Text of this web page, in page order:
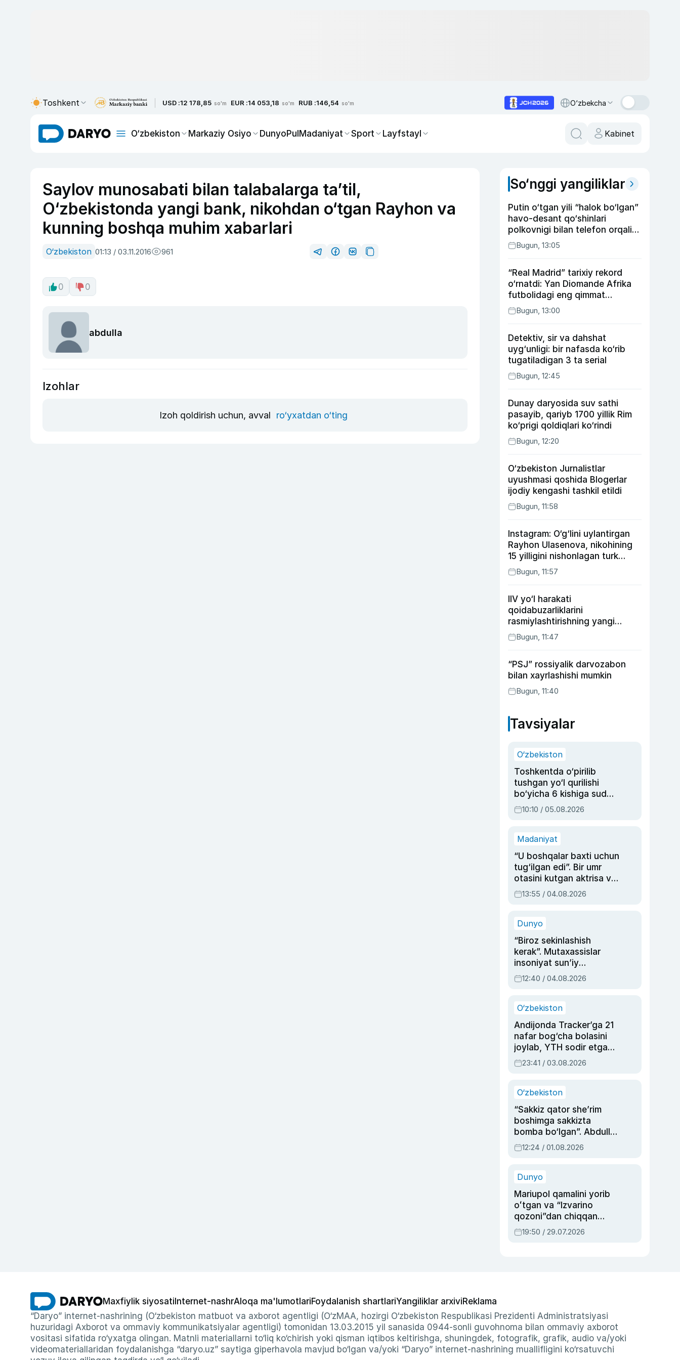
Toshkent USD :12 178,85 so'm EUR :14 053,18 so'm RUB :146,54 so'm O‘zbekcha
O‘zbekiston Markaziy Osiyo DunyoPulMadaniyat Sport Layfstayl Kabinet
Saylov munosabati bilan talabalarga ta’til,
O‘zbekistonda yangi bank, nikohdan o‘tgan Rayhon va
kunning boshqa muhim xabarlari
O‘zbekiston 01:13 / 03.11.2016 961
0 0
abdulla
Izohlar
Izoh qoldirish uchun, avval ro‘yxatdan o‘ting
So‘nggi yangiliklar
Putin o‘tgan yili “halok bo‘lgan”
havo-desant qo‘shinlari
polkovnigi bilan telefon orqali
suhbatlashdi
Bugun, 13:05
“Real Madrid” tarixiy rekord
o‘rnatdi: Yan Diomande Afrika
futbolidagi eng qimmat
transferga aylandi
Bugun, 13:00
Detektiv, sir va dahshat
uyg‘unligi: bir nafasda ko‘rib
tugatiladigan 3 ta serial
Bugun, 12:45
Dunay daryosida suv sathi
pasayib, qariyb 1700 yillik Rim
ko‘prigi qoldiqlari ko‘rindi
Bugun, 12:20
O‘zbekiston Jurnalistlar
uyushmasi qoshida Blogerlar
ijodiy kengashi tashkil etildi
Bugun, 11:58
Instagram: O‘g‘lini uylantirgan
Rayhon Ulasenova, nikohining
15 yilligini nishonlagan turk
aktyorlari va Kamelot qasriga
sayohat qilgan Zebo Rahimova
Bugun, 11:57
IIV yo‘l harakati
qoidabuzarliklarini
rasmiylashtirishning yangi
tartibini taklif qildi
Bugun, 11:47
“PSJ” rossiyalik darvozabon
bilan xayrlashishi mumkin
Bugun, 11:40
Tavsiyalar
O‘zbekiston
Toshkentda o‘pirilib
tushgan yo‘l qurilishi
bo‘yicha 6 kishiga sud
hukmi o‘qildi
10:10 / 05.08.2026
Madaniyat
“U boshqalar baxti uchun
tug‘ilgan edi”. Bir umr
otasini kutgan aktrisa va
dublyaj ustasi Rimma
Ahmedovaning
13:55 / 04.08.2026
Dunyo
“Biroz sekinlashish
kerak”. Mutaxassislar
insoniyat sun’iy
intellektni boshqara
olmay qolishidan xavotir
12:40 / 04.08.2026
O‘zbekiston
Andijonda Tracker’ga 21
nafar bog‘cha bolasini
joylab, YTH sodir etgan
ayolga sud hukmi o‘qildi
23:41 / 03.08.2026
O‘zbekiston
“Sakkiz qator she’rim
boshimga sakkizta
bomba bo‘lgan”. Abdulla
Oripovni siyosiy
ayblovlardan asrab
12:24 / 01.08.2026
Dunyo
Mariupol qamalini yorib
oʻtgan va “Izvarino
qozoni”dan chiqqan
qahramon — Ukraina
armiyasi bosh
19:50 / 29.07.2026
Maxfiylik siyosati Internet-nashrAloqa ma'lumotlariFoydalanish shartlariYangiliklar arxiviReklama
“Daryo” internet-nashrining (O‘zbekiston matbuot va axborot agentligi (O‘zMAA, hozirgi O‘zbekiston Respublikasi Prezidenti Administratsiyasi
huzuridagi Axborot va ommaviy kommunikatsiyalar agentligi) tomonidan 13.03.2015 yil sanasida 0944-sonli guvohnoma bilan ommaviy axborot
vositasi sifatida ro‘yxatga olingan. Matnli materiallarni to‘liq ko‘chirish yoki qisman iqtibos keltirishga, shuningdek, fotografik, grafik, audio va/yoki
videomateriallaridan foydalanishga “daryo.uz” saytiga giperhavola mavjud bo‘lgan va/yoki “Daryo” internet-nashrining muallifligini ko‘rsatuvchi